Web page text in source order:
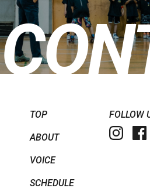
TOP
ABOUT
VOICE
SCHEDULE
FOLLOW